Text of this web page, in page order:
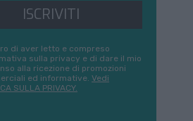
ISCRIVITI
di aver letto e compreso
sulla privacy e di dare il mio
alla ricezione di promozioni
ed informative. Vedi
SULLA PRIVACY.